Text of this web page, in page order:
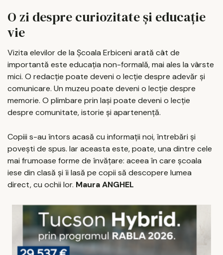
O zi despre curiozitate și educație
vie
Vizita elevilor de la Școala Erbiceni arată cât de
importantă este educația non-formală, mai ales la vârste
mici. O redacție poate deveni o lecție despre adevăr și
comunicare. Un muzeu poate deveni o lecție despre
memorie. O plimbare prin Iași poate deveni o lecție
despre comunitate, istorie și apartenență.
Copiii s-au întors acasă cu informații noi, întrebări și
povești de spus. Iar aceasta este, poate, una dintre cele
mai frumoase forme de învățare: aceea în care școala
iese din clasă și îi lasă pe copii să descopere lumea
direct, cu ochii lor. Maura ANGHEL